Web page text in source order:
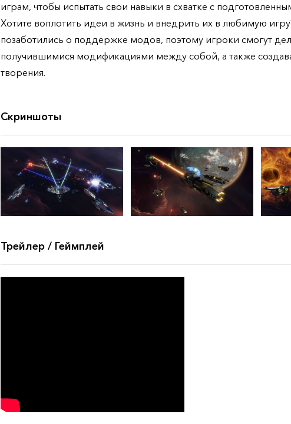
играм, чтобы испытать свои навыки в схватке с
Хотите воплотить идеи в жизнь и внедрить их в любимую
позаботились о поддержке модов, поэтому игроки смогут
получившимися модификациями между собой, а также
творения.
Скриншоты
Трейлер / Геймплей